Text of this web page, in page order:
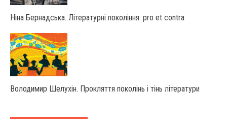
Ніна Бернадська. Літературні покоління: pro et contra
Володимир Шелухін. Прокляття поколінь і тінь літератури